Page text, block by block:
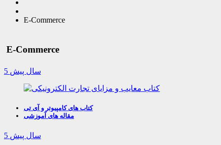
E-Commerce
E-Commerce
5 سال پیش
کتاب های کامپیوتر و آی تی
مقاله های آموزشی
5 سال پیش